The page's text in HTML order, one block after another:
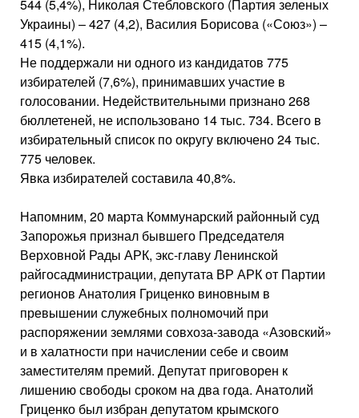
544 (5,4%), Николая Стебловского (Партия зеленых
Украины) – 427 (4,2), Василия Борисова («Союз») –
415 (4,1%).
Не поддержали ни одного из кандидатов 775
избирателей (7,6%), принимавших участие в
голосовании. Недействительными признано 268
бюллетеней, не использовано 14 тыс. 734. Всего в
избирательный список по округу включено 24 тыс.
775 человек.
Явка избирателей составила 40,8%.
Напомним, 20 марта Коммунарский районный суд
Запорожья признал бывшего Председателя
Верховной Рады АРК, экс-главу Ленинской
райгосадминистрации, депутата ВР АРК от Партии
регионов Анатолия Гриценко виновным в
превышении служебных полномочий при
распоряжении землями совхоза-завода «Азовский»
и в халатности при начислении себе и своим
заместителям премий. Депутат приговорен к
лишению свободы сроком на два года. Анатолий
Гриценко был избран депутатом крымского